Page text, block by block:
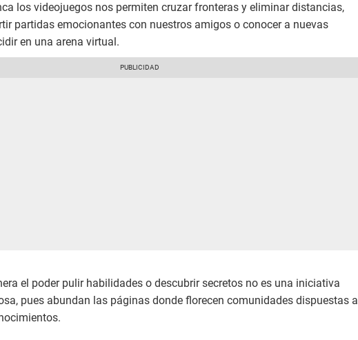
los videojuegos nos permiten cruzar fronteras y eliminar distancias,
partidas emocionantes con nuestros amigos o conocer a nuevas
en una arena virtual.
el poder pulir habilidades o descubrir secretos no es una iniciativa
pues abundan las páginas donde florecen comunidades dispuestas a